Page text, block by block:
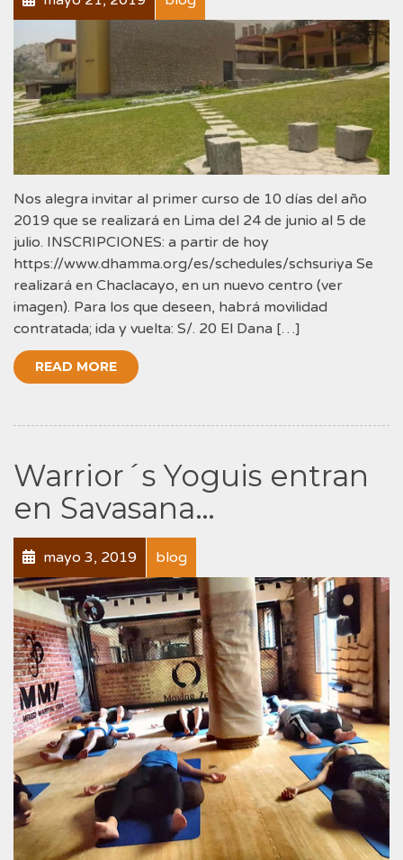
Nos alegra invitar al primer curso de 10 días del año
2019 que se realizará en Lima del 24 de junio al 5 de
julio. INSCRIPCIONES: a partir de hoy
https://www.dhamma.org/es/schedules/schsuriya Se
realizará en Chaclacayo, en un nuevo centro (ver
imagen). Para los que deseen, habrá movilidad
contratada; ida y vuelta: S/. 20 El Dana […]
READ MORE
Warrior´s Yoguis entran
en Savasana…
mayo 3, 2019 blog